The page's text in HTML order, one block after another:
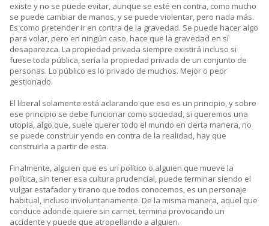
existe y no se puede evitar, aunque se esté en contra, como mucho
se puede cambiar de manos, y se puede violentar, pero nada más.
Es como pretender ir en contra de la gravedad. Se puede hacer algo
para volar, pero en ningún caso, hace que la gravedad en sí
desaparezca. La propiedad privada siempre existirá incluso si
fuese toda pública, sería la propiedad privada de un conjunto de
personas. Lo público es lo privado de muchos. Mejor o peor
gestionado.
El liberal solamente está aclarando que eso es un principio, y sobre
ese principio se debe funcionar como sociedad, si queremos una
utopía, algo que, suele querer todo el mundo en cierta manera, no
se puede construir yendo en contra de la realidad, hay que
construirla a partir de esta.
Finalmente, alguien que es un político o alguien que mueve la
política, sin tener esa cultura prudencial, puede terminar siendo el
vulgar estafador y tirano que todos conocemos, es un personaje
habitual, incluso involuntariamente. De la misma manera, aquel que
conduce adonde quiere sin carnet, termina provocando un
accidente y puede que atropellando a alguien.